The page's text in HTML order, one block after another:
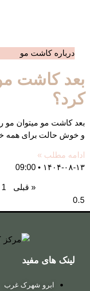
میتوان
مو را رنگ کرد؟ داشتن
خوشایند است. زیرا
…
19
سایت‌های
سایت